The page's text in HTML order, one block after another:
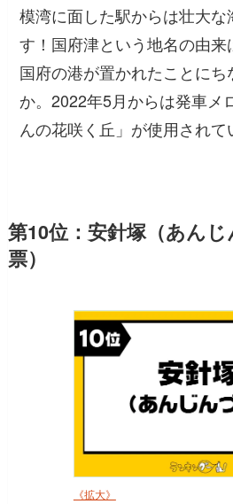
模湾に面した駅からは壮大な
す！国府津という地名の由
国府の港が置かれたことにち
か。2022年5月からは発車メ
んの花咲く丘」が使用されて
第10位：安針塚（あん
票）
《拡大》